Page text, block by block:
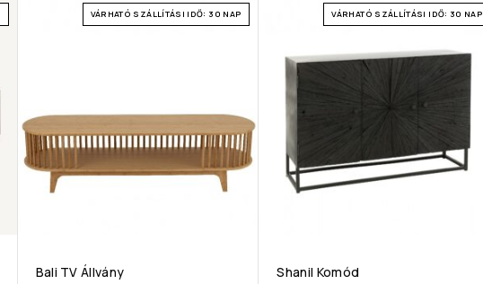
VÁRHATÓ SZÁLLÍTÁSI IDŐ: 30 NAP
Bali TV Állvány
VÁRHATÓ SZÁLLÍTÁSI IDŐ: 30 NAP
Shanil Komód